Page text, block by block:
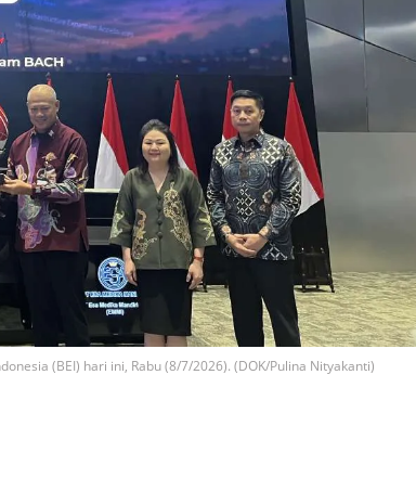
(BEI) hari ini, Rabu (8/7/2026). (DOK/Pulina Nityakanti)